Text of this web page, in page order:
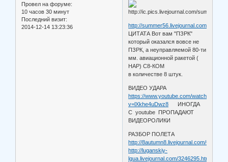
Провел на форуме:
10 часов 30 минут
Последний визит:
2014-12-14 13:23:36
http://summer56.livejournal.com/
ЦИТАТА Вот вам "ПЗРК"
который оказался вовсе не
ПЗРК, а неуправляемой 80-ти
мм. авиационной ракетой (
НАР) С8-КОМ
в количестве 8 штук.
ВИДЕО УДАРА
https://www.youtube.com/watch?
v=lXkhe4uDwz8 ИНОГДА
С youtube ПРОПАДАЮТ
ВИДЕОРОЛИКИ
РАЗБОР ПОЛЕТА
http://8autumn8.livejournal.com/
http://luganskiy-
lgua.livejournal.com/3246295.html